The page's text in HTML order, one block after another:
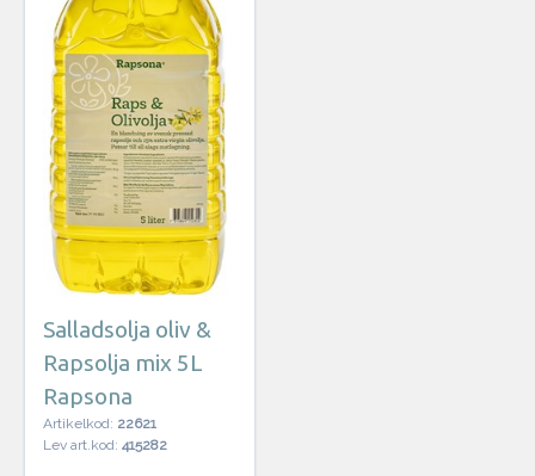
Salladsolja oliv &
Rapsolja mix 5L
Rapsona
Artikelkod: 22621
Lev art.kod: 415282